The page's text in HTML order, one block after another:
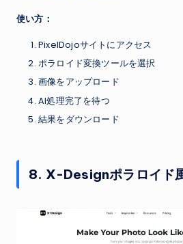
使い方：
PixelDojoサイトにアクセス
ポラロイド変換ツールを選択
画像をアップロード
AI処理完了を待つ
結果をダウンロード
8. X-Designポラロイド